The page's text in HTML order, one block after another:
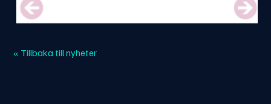
« Tillbaka till nyheter